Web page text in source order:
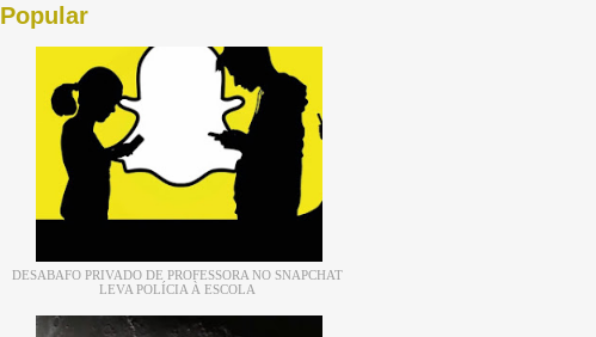
Popular
DESABAFO PRIVADO DE PROFESSORA NO SNAPCHAT
LEVA POLÍCIA À ESCOLA